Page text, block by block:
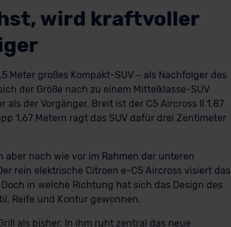
wird kraftvoller
Meter großes Kompakt-SUV – als Nachfolger des
der Größe nach zu einem Mittelklasse-SUV
der Vorgänger. Breit ist der C5 Aircross II 1,87
1,67 Metern ragt das SUV dafür drei Zentimeter
aber nach wie vor im Rahmen der unteren
rein elektrische Citroen e-C5 Aircross visiert das
in welche Richtung hat sich das Design des
Reife und Kontur gewonnen.
als bisher. In ihm ruht zentral das neue